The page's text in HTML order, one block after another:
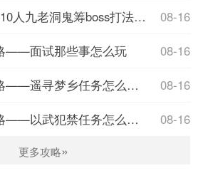
动作发生在冷战时代，现实中政治、
戏充满了历史的味道。
来应对不同国家的攻击。
节奏的策略风格。
08-16
老洞鬼筹boss打法攻略分享
08-16
——面试那些事怎么玩
08-16
遥寻梦乡任务怎么完成
08-16
以武犯禁任务怎么完成
更多攻略»